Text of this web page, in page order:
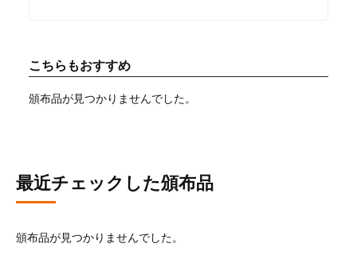
こちらもおすすめ
頒布品が見つかりませんでした。
最近チェックした頒布品
頒布品が見つかりませんでした。